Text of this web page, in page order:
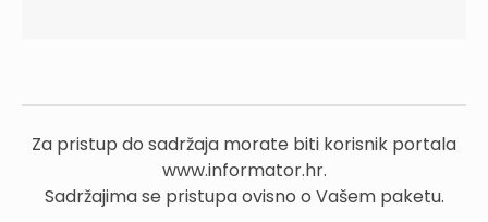
Za pristup do sadržaja morate biti korisnik portala
www.informator.hr.
Sadržajima se pristupa ovisno o Vašem paketu.